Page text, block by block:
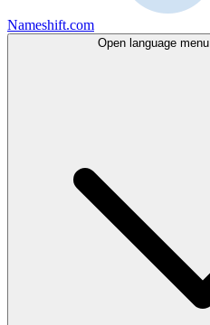
Nameshift.com
Open language menu